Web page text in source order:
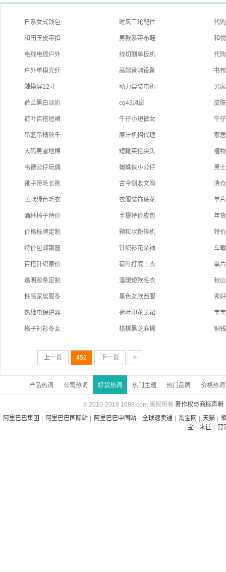
日系女式钱包 时风三轮配件 代
和田玉皮带扣 男款系带布鞋 和
电线电缆户外 线切割单板机 代
户外单模光纤 高端音响设备 书
触摸屏12寸 动力套装电机 男
荷兰黑白淡奶 cq43风扇 皮
荷叶百搭短裙 牛仔小短裤女 牛
吊蓝吊椅秋千 原汁机招代理 家
大码男雪地棉 短靴英伦尖头 植
韦德公仔玩偶 蜘蛛侠小公仔 男
靴子带毛长靴 古今侧收文胸 清
长款绿色毛衣 衣服装饰珠花 单
酒杯椅子特价 手提特价皮包 年
价格标牌定制 颗粒状粉碎机 特
特价包邮飘窗 针织衫花朵袖 车
百搭针织原价 荷叶打底上衣 单
透明胶条定制 温暖短款毛衣 秋
性感家居服冬 黑色女款西服 秀
热继电保护器 荷叶印花长裙 宝
格子衬衫冬女 核桃黑芝麻糊 铜
上一页 452 下一页 >
产品热词 公司热词 好货热词 热门主题 热门品牌 价格热词
© 2010-2018 1688.com 版权所有 著作权与商标声明
阿里巴巴集团
阿里巴巴国际站 阿里巴巴中国站 全球速卖通 淘宝网 天猫
宝
来往 钉